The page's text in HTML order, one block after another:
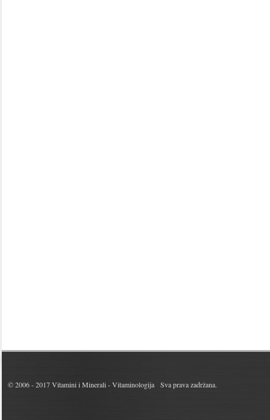
© 2006 - 2017Vitamini i Minerali - Vitaminologija Sva prava zadržana.